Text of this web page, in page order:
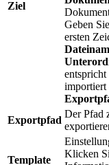
Ziel
Geben
ersten
importiert
Exportpfad
Der Pfad
Template
Klicken